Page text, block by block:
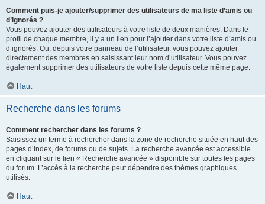
Comment puis-je ajouter/supprimer des utilisateurs de ma liste d’amis ou
d’ignorés ?
Vous pouvez ajouter des utilisateurs à votre liste de deux manières. Dans le
profil de chaque membre, il y a un lien pour l’ajouter dans votre liste d’amis ou
d’ignorés. Ou, depuis votre panneau de l’utilisateur, vous pouvez ajouter
directement des membres en saisissant leur nom d’utilisateur. Vous pouvez
également supprimer des utilisateurs de votre liste depuis cette même page.
Haut
Recherche dans les forums
Comment rechercher dans les forums ?
Saisissez un terme à rechercher dans la zone de recherche située en haut des
pages d’index, de forums ou de sujets. La recherche avancée est accessible
en cliquant sur le lien « Recherche avancée » disponible sur toutes les pages
du forum. L’accès à la recherche peut dépendre des thèmes graphiques
utilisés.
Haut